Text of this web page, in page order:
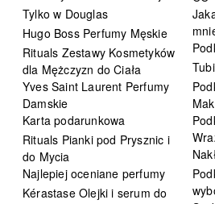
Tylko w Douglas
Hugo Boss Perfumy Męskie
Rituals Zestawy Kosmetyków
dla Mężczyzn do Ciała
Yves Saint Laurent Perfumy
Damskie
Karta podarunkowa
Rituals Pianki pod Prysznic i
do Mycia
Najlepiej oceniane perfumy
Kérastase Olejki i serum do